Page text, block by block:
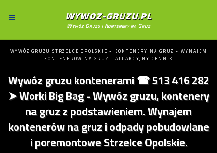
WYWOZ-GRUZU.PL
Wywóz Gruzu i Kontenery na Gruz
WYWÓZ GRUZU STRZELCE OPOLSKIE - KONTENERY NA GRUZ - WYNAJEM
KONTENERÓW NA GRUZ - ATRAKCYJNY CENNIK
Wywóz gruzu kontenerami ☎ 513 416 282
➤ Worki Big Bag - Wywóz gruzu, kontenery
na gruz z podstawieniem. Wynajem
kontenerów na gruz i odpady pobudowlane
i poremontowe Strzelce Opolskie.